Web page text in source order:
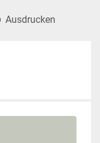
Ausdrucken